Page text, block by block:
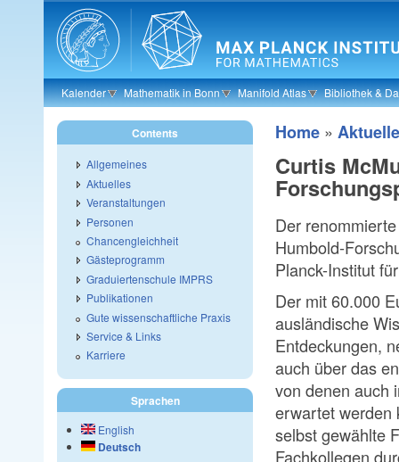
Skip to main content
Kalender Mathematik in Bonn Manifold Atlas Bibliothek &
Home »
Curtis
Der
Humbold-
Planck-Institut
Der mit 60.000
ausländische
Entdeckungen,
auch über das
von denen auch
erwartet werden
selbst gewählte
Fachkollegen
Contents
Allgemeines
Aktuelles
Veranstaltungen
Personen
Chancengleichheit
Gästeprogramm
Graduiertenschule IMPRS
Publikationen
Gute wissenschaftliche Praxis
Service & Links
Karriere
Sprachen
English
Deutsch